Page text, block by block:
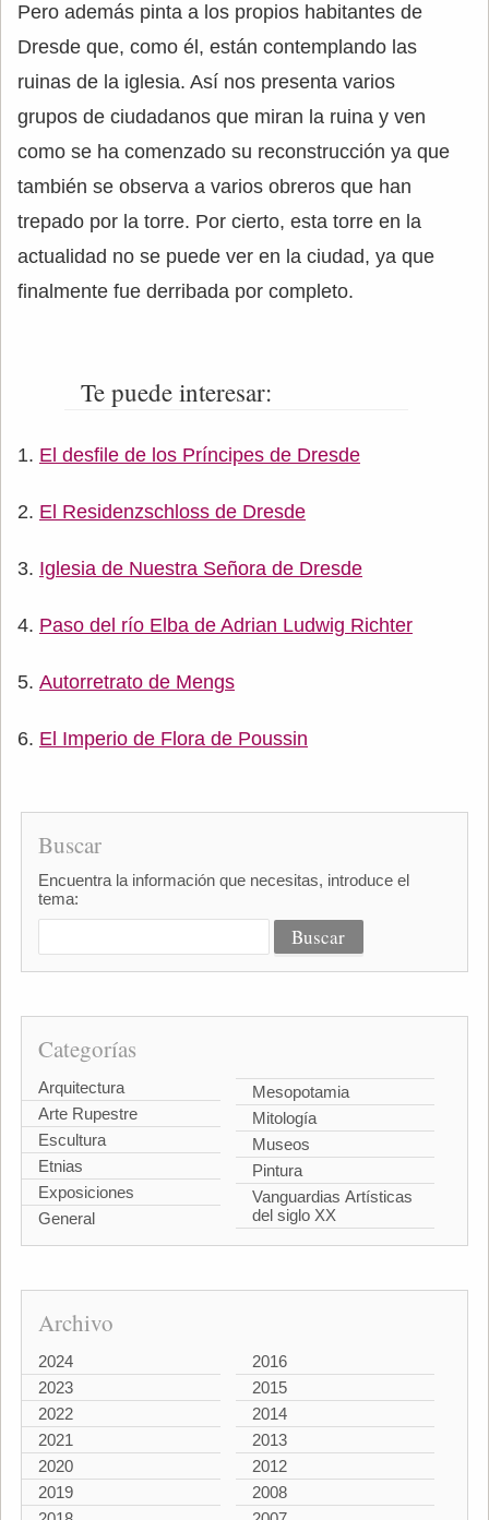
Pero además pinta a los propios habitantes de
Dresde que, como él, están contemplando las
ruinas de la iglesia. Así nos presenta varios
grupos de ciudadanos que miran la ruina y ven
como se ha comenzado su reconstrucción ya que
también se observa a varios obreros que han
trepado por la torre. Por cierto, esta torre en la
actualidad no se puede ver en la ciudad, ya que
finalmente fue derribada por completo.
Te puede interesar:
El desfile de los Príncipes de Dresde
El Residenzschloss de Dresde
Iglesia de Nuestra Señora de Dresde
Paso del río Elba de Adrian Ludwig Richter
Autorretrato de Mengs
El Imperio de Flora de Poussin
Buscar
Encuentra la información que necesitas, introduce el
tema:
Categorías
Arquitectura
Arte Rupestre
Escultura
Etnias
Exposiciones
General
Mesopotamia
Mitología
Museos
Pintura
Vanguardias Artísticas
del siglo XX
Archivo
2024
2023
2022
2021
2020
2019
2016
2015
2014
2013
2012
2008